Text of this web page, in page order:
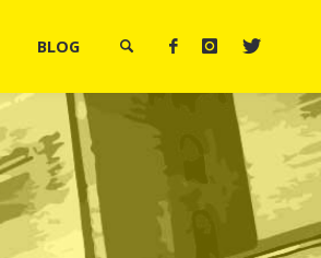
BLOG
SUCHE